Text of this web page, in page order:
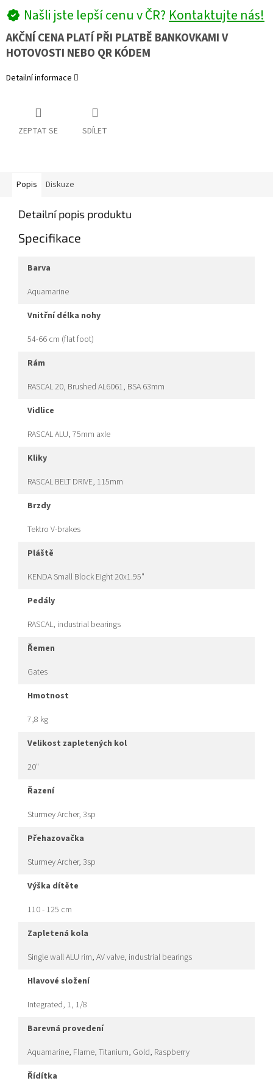
Našli jste lepší cenu v ČR?Kontaktujte nás!
AKČNÍ CENA PLATÍ PŘI PLATBĚ BANKOVKAMI V
HOTOVOSTI NEBO QR KÓDEM
Detailní informace
ZEPTAT SE SDÍLET
Popis Diskuze
Detailní popis produktu
Specifikace
barva
Aquamarine
vnitřní délka nohy
54-66 cm (flat foot)
rám
RASCAL 20, Brushed AL6061, BSA 63mm
vidlice
RASCAL ALU, 75mm axle
kliky
RASCAL BELT DRIVE, 115mm
brzdy
Tektro V-brakes
pláště
KENDA Small Block Eight 20x1.95"
pedály
RASCAL, industrial bearings
řemen
Gates
hmotnost
7,8 kg
velikost zapletených kol
20"
řazení
Sturmey Archer, 3sp
přehazovačka
Sturmey Archer, 3sp
výška dítěte
110 - 125 cm
zapletená kola
Single wall ALU rim, AV valve, industrial bearings
hlavové složení
Integrated, 1, 1/8
barevná provedení
Aquamarine, Flame, Titanium, Gold, Raspberry
řídítka